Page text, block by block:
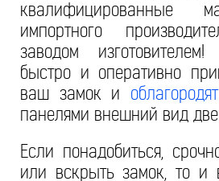
квалифицированные
импортного
заводом
быстро и оперативно
ваш замок и облагородят
панелями внешний вид
Если понадобиться,
или вскрыть замок, то и